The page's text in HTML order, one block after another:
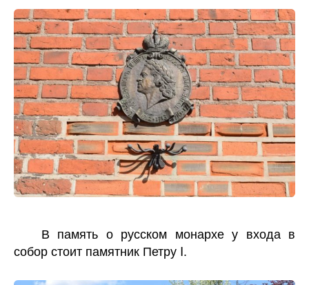
В память о русском монархе у входа в
собор стоит памятник Петру I.